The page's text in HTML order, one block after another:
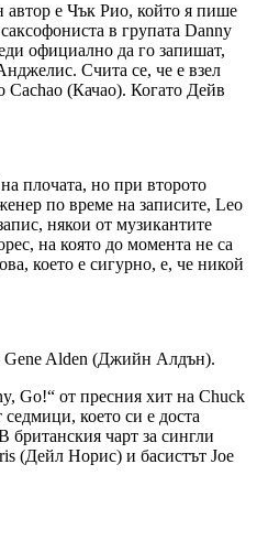
автор е Чък Рио, който я пише
в групата Danny
официално да го запишат,
Счита се, че е взел
Cachao (Качао). Когато Дейв
плочата, но при второто
по време на записите, Leo
някои от музикантите
на която до момента не са
което е сигурно, е, че никой
Gene Alden (Джийн Алдън).
Go!“ от пресния хит на Chuck
което си е доста
британския чарт за сингли
(Дейл Норис) и басистът Joe